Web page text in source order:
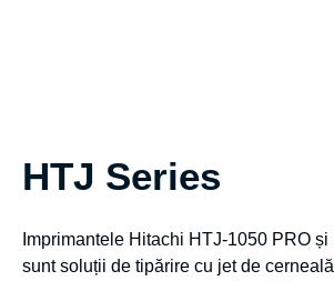
HTJ Series
Imprimantele Hitachi HTJ-1050 PRO
sunt soluții de tipărire cu jet de